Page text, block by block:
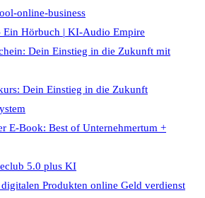
online-business
Hörbuch | KI‑Audio Empire
Dein Einstieg in die Zukunft mit
Dein Einstieg in die Zukunft
E-Book: Best of Unternehmertum +
5.0 plus KI
Produkten online Geld verdienst